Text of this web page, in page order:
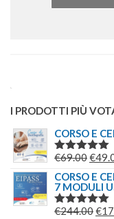
I PRODOTTI PIÙ
CORSO E
VALUTATO
€69.00IL
ERA:
€
CORSO E
7 MODULI
VALUTATO
€244.00IL
€